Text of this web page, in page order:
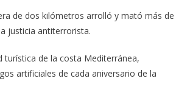
de dos kilómetros arrolló y mató más de
justicia antiterrorista.
turística de la costa Mediterránea,
artificiales de cada aniversario de la